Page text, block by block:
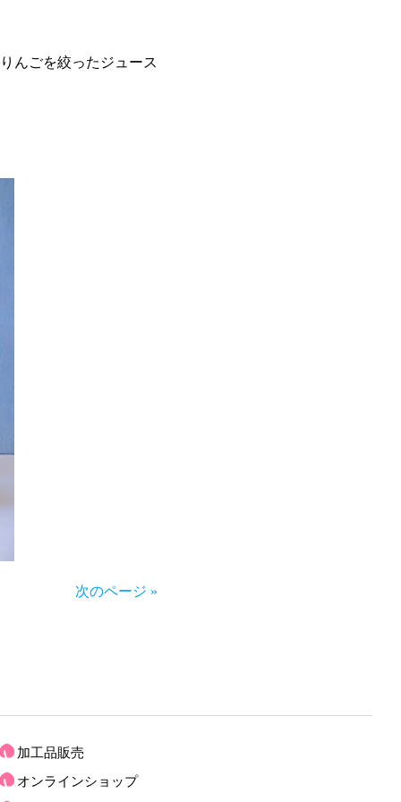
んごを絞ったジュース
次のページ »
加工品販売
オンラインショップ